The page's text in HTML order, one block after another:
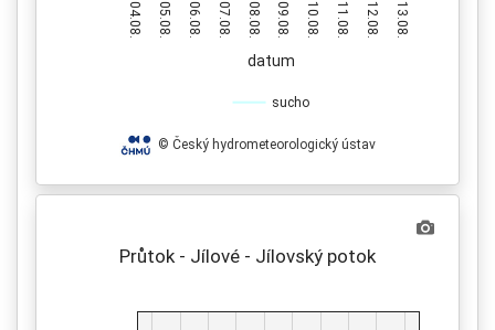
04.08. 05.08. 06.08. 07.08. 08.08. 09.08. 10.08. 11.08. 12.08. 13.08.
sucho
datum
© Český hydrometeorologický ústav
Průtok - Jílové - Jílovský potok